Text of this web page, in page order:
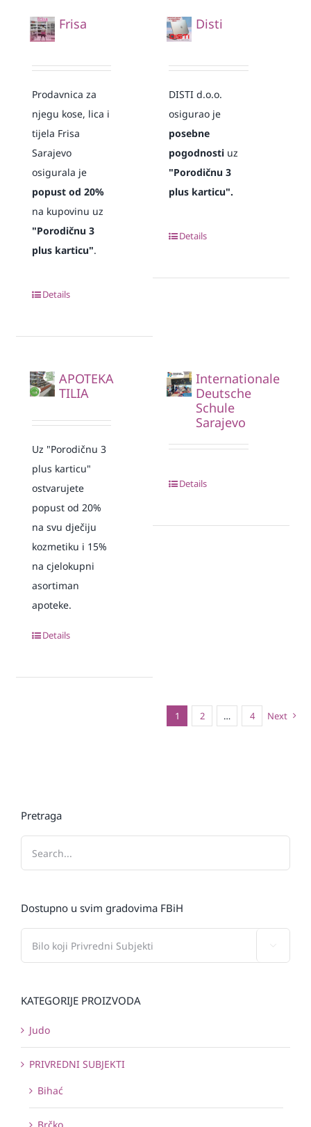
Frisa
Prodavnica za
njegu kose, lica i
tijela Frisa
Sarajevo
osigurala je
popust od 20%
na kupovinu uz
"Porodičnu 3
plus karticu".
Details
Disti
DISTI d.o.o.
osigurao je
posebne
pogodnosti uz
"Porodičnu 3
plus karticu".
Details
APOTEKA
TILIA
Uz "Porodičnu 3
plus karticu"
ostvarujete
popust od 20%
na svu dječiju
kozmetiku i 15%
na cjelokupni
asortiman
apoteke.
Details
Internationale
Deutsche
Schule
Sarajevo
Details
1 2 … 4 Next
Pretraga
Dostupno u svim gradovima FBiH
KATEGORIJE PROIZVODA
Judo
PRIVREDNI SUBJEKTI
Bihać